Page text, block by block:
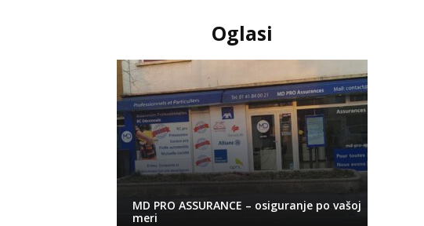
Oglasi
MD PRO ASSURANCE – osiguranje po vašoj
meri